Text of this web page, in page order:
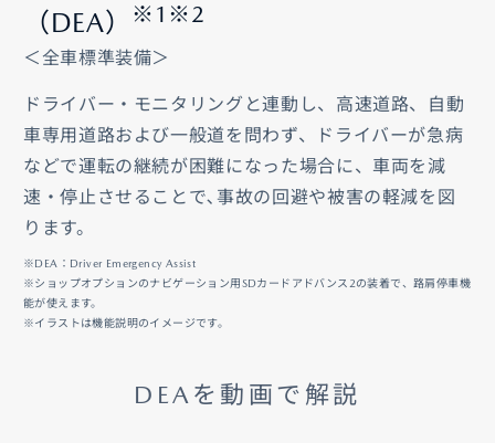
（DEA）
※1※2
＜全車標準装備＞
ドライバー・モニタリングと連動し、高速道路、自動
車専用道路および一般道を問わず、ドライバーが急病
などで運転の継続が困難になった場合に、車両を減
速・停止させることで､事故の回避や被害の軽減を図
ります。
※DEA：Driver Emergency Assist
※ショップオプションのナビゲーション用SDカードアドバンス2の装着で、路肩停車機
能が使えます。
※イラストは機能説明のイメージです。
DEAを動画で解説